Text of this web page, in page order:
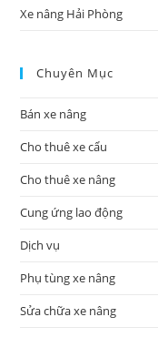
Xe nâng Hải Phòng
Chuyên Mục
Bán xe nâng
Cho thuê xe cẩu
Cho thuê xe nâng
Cung ứng lao động
Dịch vụ
Phụ tùng xe nâng
Sửa chữa xe nâng